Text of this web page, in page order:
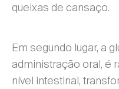
queixas de cansaço.
Em segundo lugar, a
administração oral, é
nível intestinal,